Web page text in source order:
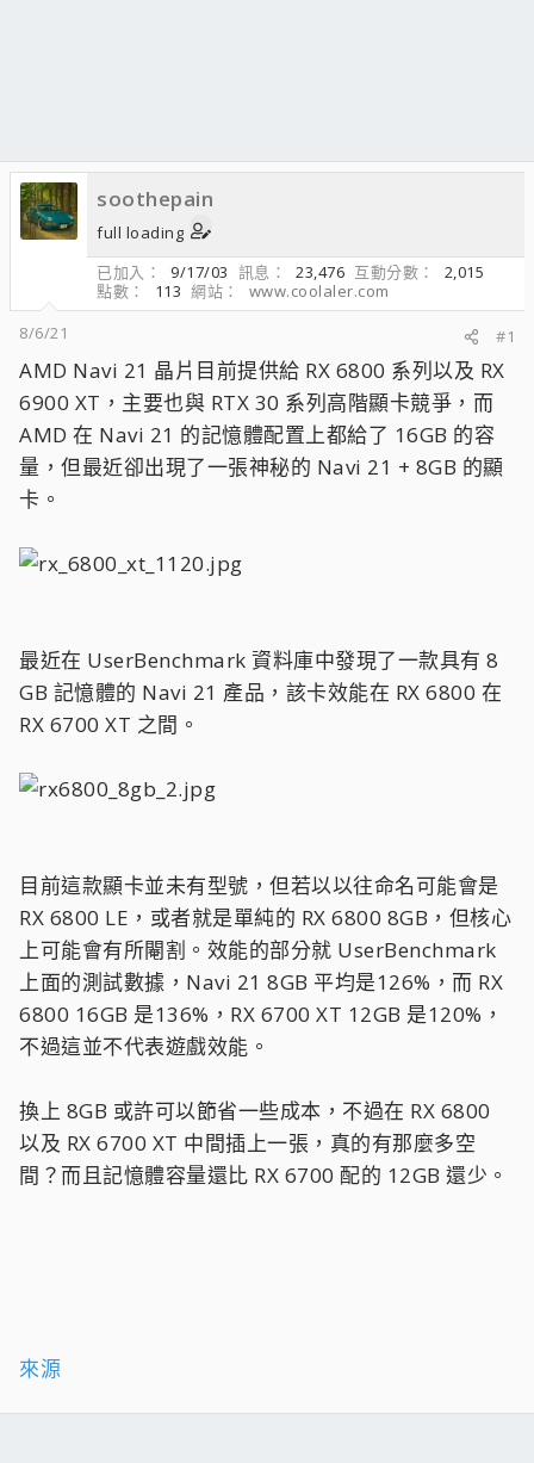
soothepain
full loading
已加入
9/17/03 訊息 23,476 互動分數
2,015
點數
113 網站
www.coolaler.com
8/6/21
#1
AMD Navi 21 晶片目前提供給 RX 6800 系列以及 RX
6900 XT，主要也與 RTX 30 系列高階顯卡競爭，而
AMD 在 Navi 21 的記憶體配置上都給了 16GB 的容
量，但最近卻出現了一張神秘的 Navi 21 + 8GB 的顯
卡。
最近在 UserBenchmark 資料庫中發現了一款具有 8
GB 記憶體的 Navi 21 產品，該卡效能在 RX 6800 在
RX 6700 XT 之間。
目前這款顯卡並未有型號，但若以以往命名可能會是
RX 6800 LE，或者就是單純的 RX 6800 8GB，但核心
上可能會有所閹割。效能的部分就 UserBenchmark
上面的測試數據，Navi 21 8GB 平均是126%，而 RX
6800 16GB 是136%，RX 6700 XT 12GB 是120%，
不過這並不代表遊戲效能。
換上 8GB 或許可以節省一些成本，不過在 RX 6800
以及 RX 6700 XT 中間插上一張，真的有那麼多空
間？而且記憶體容量還比 RX 6700 配的 12GB 還少。
來源